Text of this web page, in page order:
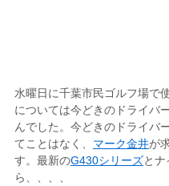
水曜日に千葉市民ゴルフ場で
については今どきのドライバ
んでした。今どきのドライバ
てことはなく、 マーク金井が
す。最新のG430シリーズとナ
ら、、、、